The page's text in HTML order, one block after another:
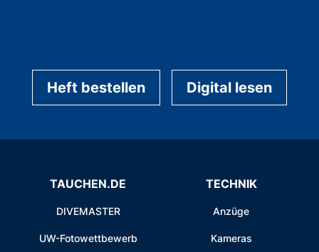
Heft bestellen Digital lesen
TAUCHEN.DE
DIVEMASTER
UW-Fotowettbewerb
TECHNIK
Anzüge
Kameras